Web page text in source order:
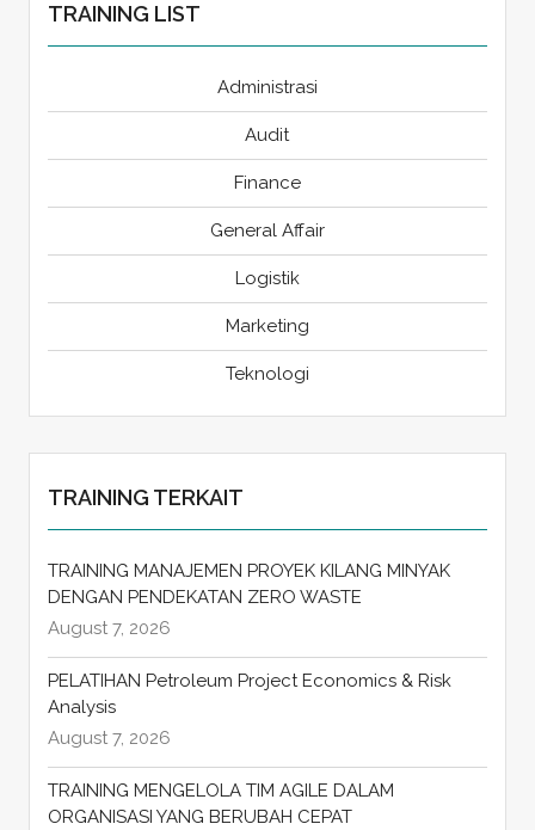
TRAINING LIST
Administrasi
Audit
Finance
General Affair
Logistik
Marketing
Teknologi
TRAINING TERKAIT
TRAINING MANAJEMEN PROYEK KILANG MINYAK
DENGAN PENDEKATAN ZERO WASTE
August 7, 2026
PELATIHAN Petroleum Project Economics & Risk
Analysis
August 7, 2026
TRAINING MENGELOLA TIM AGILE DALAM
ORGANISASI YANG BERUBAH CEPAT